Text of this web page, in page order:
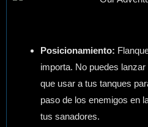
Posicionamiento:
importa. No puedes
que usar a tus tanques
paso de los enemigos en
tus sanadores.